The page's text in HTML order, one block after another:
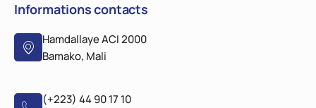
Informations contacts
Hamdallaye ACI 2000
Bamako, Mali
(+223) 44 90 17 10